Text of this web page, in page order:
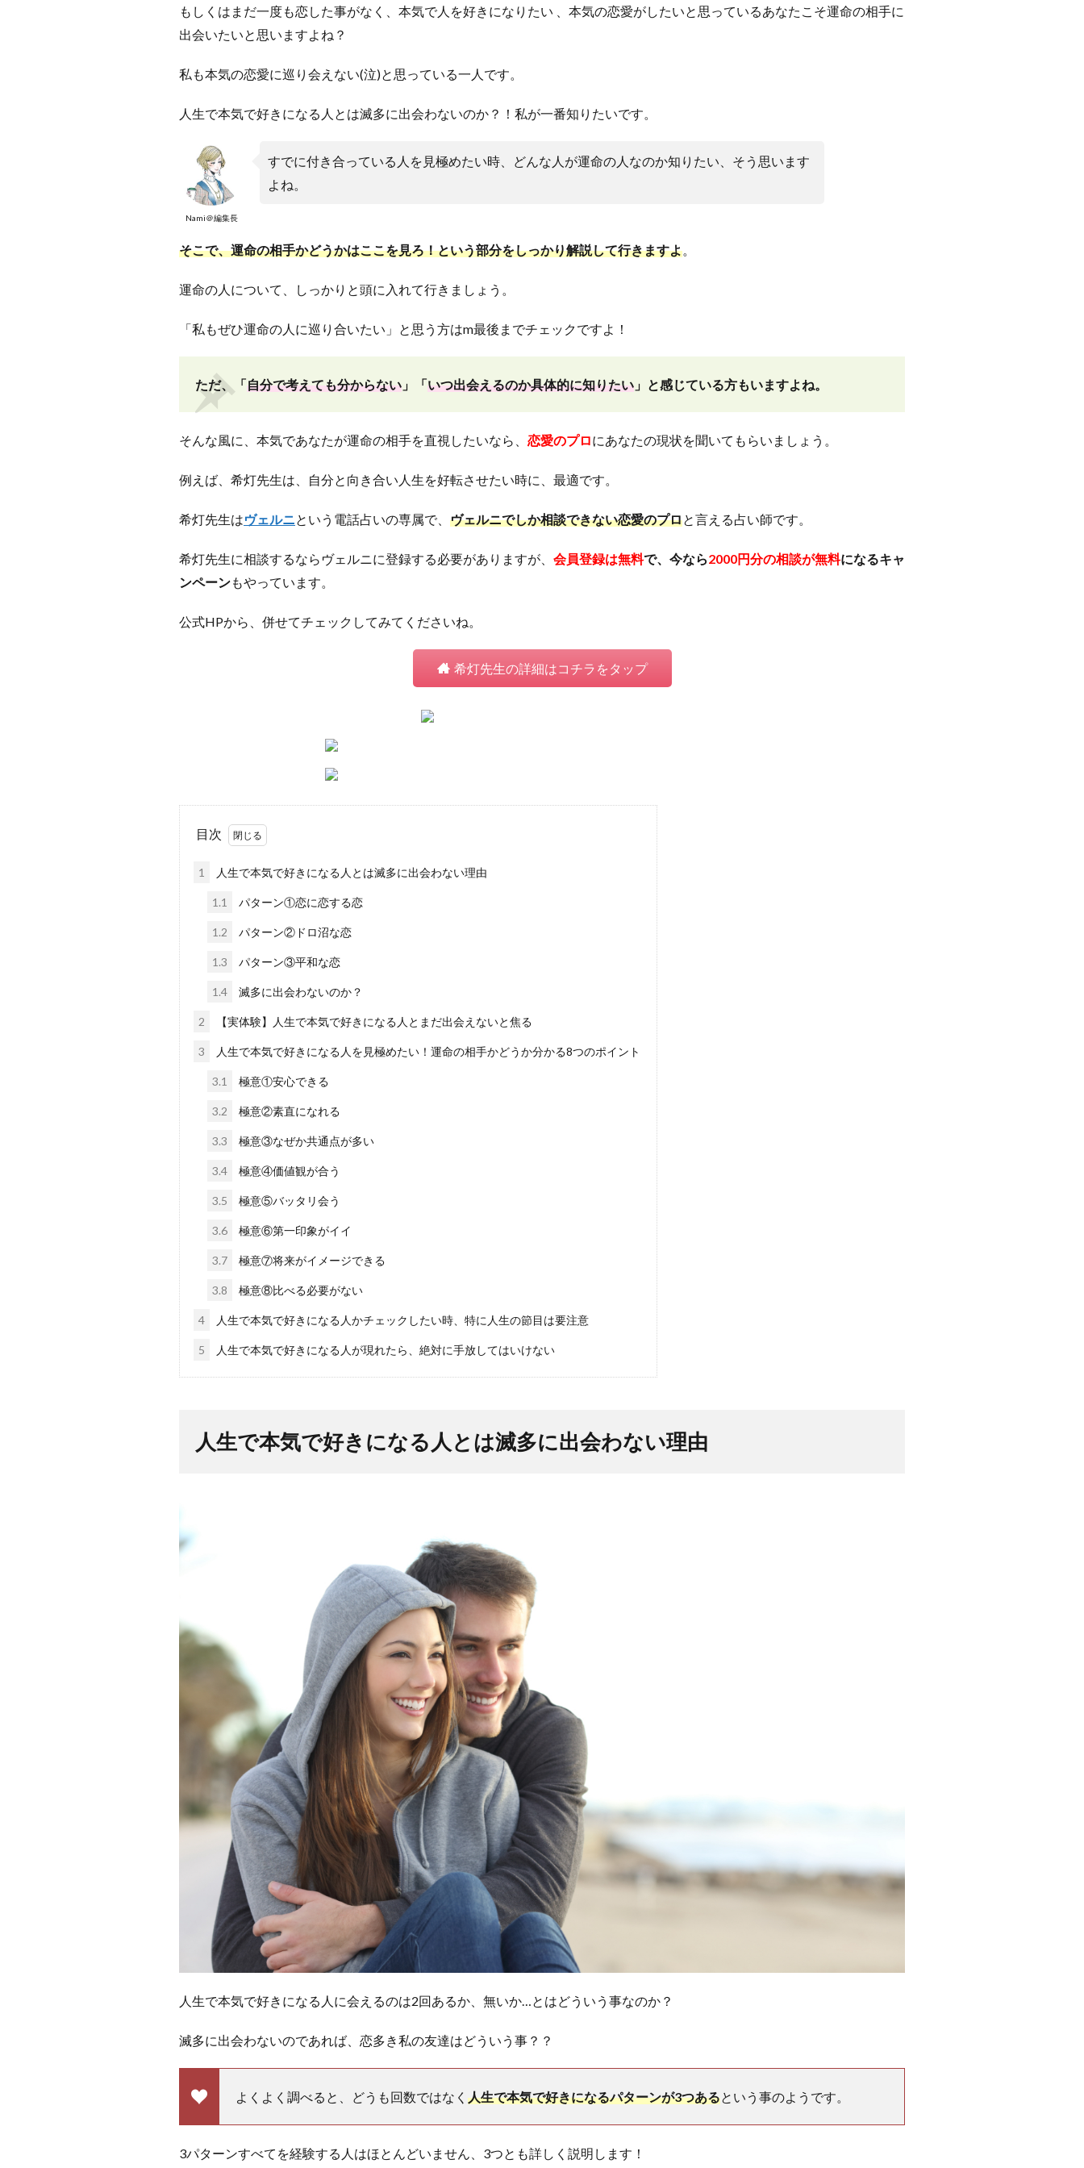
もしくはまだ一度も恋した事がなく、本気で人を好きになりたい 、本気の恋愛がしたいと思っているあなたこそ運命の相手に
出会いたいと思いますよね？
私も本気の恋愛に巡り会えない(泣)と思っている一人です。
人生で本気で好きになる人とは滅多に出会わないのか？！私が一番知りたいです。
Nami＠編集長
すでに付き合っている人を見極めたい時、どんな人が運命の人なのか知りたい、そう思います
よね。
そこで、運命の相手かどうかはここを見ろ！という部分をしっかり解説して行きますよ
運命の人について、しっかりと頭に入れて行きましょう。
「私もぜひ運命の人に巡り合いたい」と思う方はm最後までチェックですよ！
ただ、「自分で考えても分からない 」「いつ出会えるのか具体的に知りたい 」と感じている方もいますよね。
そんな風に、本気であなたが運命の相手を直視したいなら、 恋愛のプロにあなたの現状を聞いてもらいましょう。
例えば、希灯先生は、自分と向き合い人生を好転させたい時に、最適です。
希灯先生はヴェルニ という電話占いの専属で、 ヴェルニでしか相談できない恋愛のプロと言える占い師です。
希灯先生に相談するならヴェルニに登録する必要がありますが、 会員登録は無料で、今なら2000円分の相談が無料になるキャ
ンペーンもやっています。
公式HPから、併せてチェックしてみてくださいね。
希灯先生の詳細はコチラをタップ
目次
1 人生で本気で好きになる人とは滅多に出会わない理由
1.1 パターン①恋に恋する恋
1.2 パターン②ドロ沼な恋
1.3 パターン③平和な恋
1.4 滅多に出会わないのか？
2 【実体験】人生で本気で好きになる人とまだ出会えないと焦る
3 人生で本気で好きになる人を見極めたい！運命の相手かどうか分かる8つのポイント
3.1 極意①安心できる
3.2 極意②素直になれる
3.3 極意③なぜか共通点が多い
3.4 極意④価値観が合う
3.5 極意⑤バッタリ会う
3.6 極意⑥第一印象がイイ
3.7 極意⑦将来がイメージできる
3.8 極意⑧比べる必要がない
4 人生で本気で好きになる人かチェックしたい時、特に人生の節目は要注意
5 人生で本気で好きになる人が現れたら、絶対に手放してはいけない
人生で本気で好きになる人とは滅多に出会わない理由
人生で本気で好きになる人に会えるのは2回あるか、無いか…とはどういう事なのか？
滅多に出会わないのであれば、恋多き私の友達はどういう事？？
よくよく調べると、どうも回数ではなく 人生で本気で好きになるパターンが3つあるという事のようです。
3パターンすべてを経験する人はほとんどいません、3つとも詳しく説明します！